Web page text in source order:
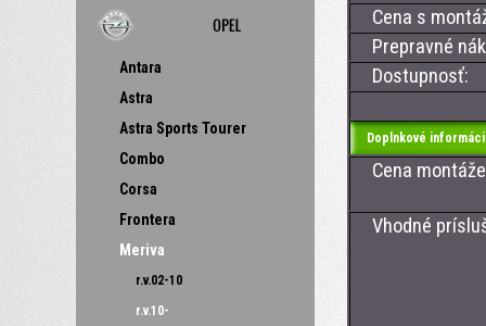
Antara
Astra
Astra Sports Tourer
Combo
Corsa
Frontera
Meriva
r.v.02-10
r.v.10-
Cena s
Prepravné
Dostupnosť:
Doplnkové
Cena montáže
Vhodné